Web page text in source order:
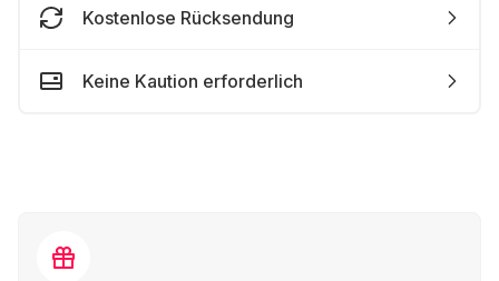
Kostenlose Rücksendung
Keine Kaution erforderlich